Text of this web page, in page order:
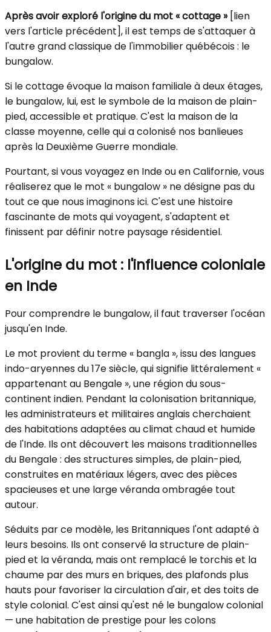
Après avoir exploré l'origine du mot « cottage »[lien
vers l'article précédent], il est temps de s'attaquer à
l'autre grand classique de l'immobilier québécois : le
bungalow.
Si le cottage évoque la maison familiale à deux étages,
le bungalow, lui, est le symbole de la maison de plain-
pied, accessible et pratique. C'est la maison de la
classe moyenne, celle qui a colonisé nos banlieues
après la Deuxième Guerre mondiale.
Pourtant, si vous voyagez en Inde ou en Californie, vous
réaliserez que le mot « bungalow » ne désigne pas du
tout ce que nous imaginons ici. C'est une histoire
fascinante de mots qui voyagent, s'adaptent et
finissent par définir notre paysage résidentiel.
L'origine du mot : l'influence coloniale
en Inde
Pour comprendre le bungalow, il faut traverser l'océan
jusqu'en Inde.
Le mot provient du terme « bangla », issu des langues
indo-aryennes du 17e siècle, qui signifie littéralement «
appartenant au Bengale », une région du sous-
continent indien. Pendant la colonisation britannique,
les administrateurs et militaires anglais cherchaient
des habitations adaptées au climat chaud et humide
de l'Inde. Ils ont découvert les maisons traditionnelles
du Bengale : des structures simples, de plain-pied,
construites en matériaux légers, avec des pièces
spacieuses et une large véranda ombragée tout
autour.
Séduits par ce modèle, les Britanniques l'ont adapté à
leurs besoins. Ils ont conservé la structure de plain-
pied et la véranda, mais ont remplacé le torchis et la
chaume par des murs en briques, des plafonds plus
hauts pour favoriser la circulation d'air, et des toits de
style colonial. C'est ainsi qu'est né le bungalow colonial
— une habitation de prestige pour les colons